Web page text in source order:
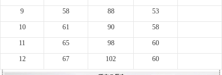
9 58 88 53
10 61 90 58
11 65 98 60
12 67 102 60